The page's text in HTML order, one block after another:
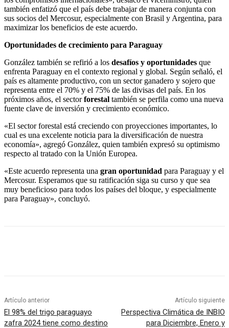
también enfatizó que el país debe trabajar de manera conjunta con
sus socios del Mercosur, especialmente con Brasil y Argentina, para
maximizar los beneficios de este acuerdo.
Oportunidades de crecimiento para Paraguay
González también se refirió a los desafíos y oportunidades que
enfrenta Paraguay en el contexto regional y global. Según señaló, el
país es altamente productivo, con un sector ganadero y sojero que
representa entre el 70% y el 75% de las divisas del país. En los
próximos años, el sectorforestal también se perfila como una nueva
fuente clave de inversión y crecimiento económico.
«El sector forestal está creciendo con proyecciones importantes, lo
cual es una excelente noticia para la diversificación de nuestra
economía», agregó González, quien también expresó su optimismo
respecto al tratado con la Unión Europea.
«Este acuerdo representa una gran oportunidad para Paraguay y el
Mercosur. Esperamos que su ratificación siga su curso y que sea
muy beneficioso para todos los países del bloque, y especialmente
para Paraguay», concluyó.
Artículo anterior
El 98% del trigo paraguayo
zafra 2024 tiene como destino
Artículo siguiente
Perspectiva Climática de INBIO
para Diciembre, Enero y